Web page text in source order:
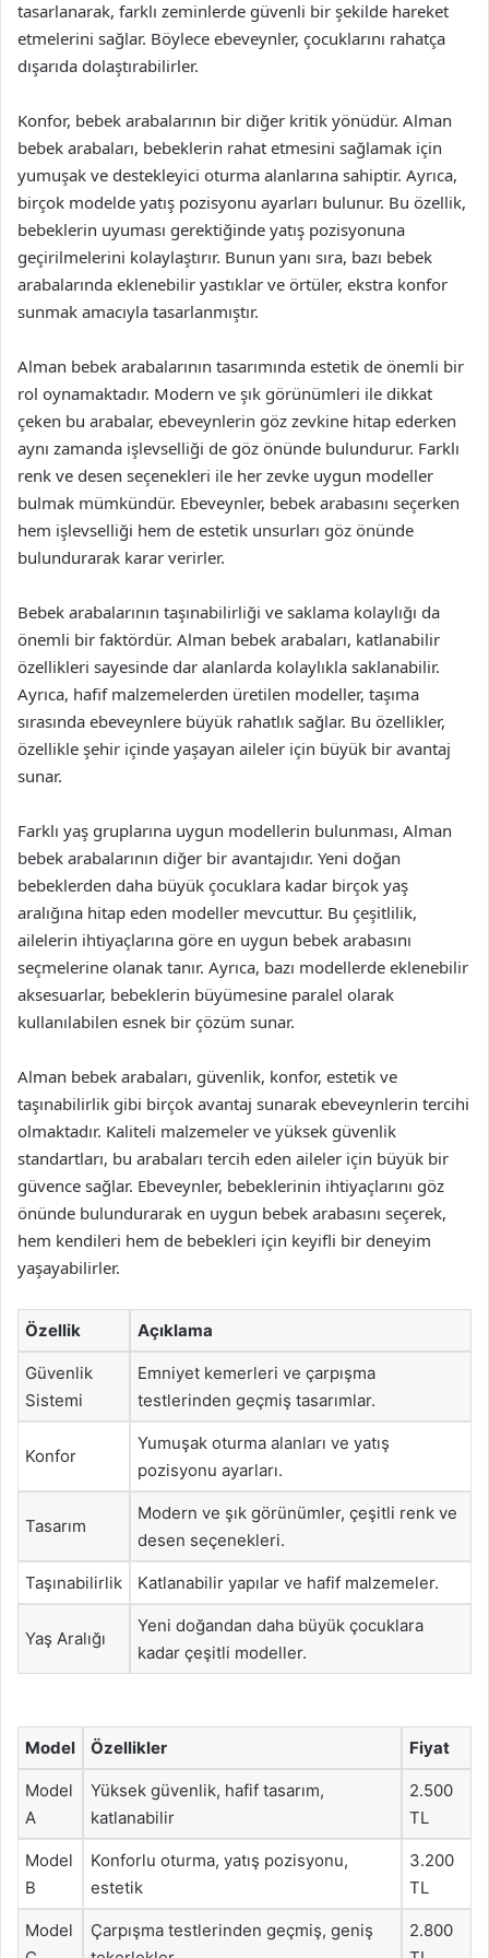
tasarlanarak, farklı zeminlerde güvenli bir şekilde hareket
etmelerini sağlar. Böylece ebeveynler, çocuklarını rahatça
dışarıda dolaştırabilirler.
Konfor, bebek arabalarının bir diğer kritik yönüdür. Alman
bebek arabaları, bebeklerin rahat etmesini sağlamak için
yumuşak ve destekleyici oturma alanlarına sahiptir. Ayrıca,
birçok modelde yatış pozisyonu ayarları bulunur. Bu özellik,
bebeklerin uyuması gerektiğinde yatış pozisyonuna
geçirilmelerini kolaylaştırır. Bunun yanı sıra, bazı bebek
arabalarında eklenebilir yastıklar ve örtüler, ekstra konfor
sunmak amacıyla tasarlanmıştır.
Alman bebek arabalarının tasarımında estetik de önemli bir
rol oynamaktadır. Modern ve şık görünümleri ile dikkat
çeken bu arabalar, ebeveynlerin göz zevkine hitap ederken
aynı zamanda işlevselliği de göz önünde bulundurur. Farklı
renk ve desen seçenekleri ile her zevke uygun modeller
bulmak mümkündür. Ebeveynler, bebek arabasını seçerken
hem işlevselliği hem de estetik unsurları göz önünde
bulundurarak karar verirler.
Bebek arabalarının taşınabilirliği ve saklama kolaylığı da
önemli bir faktördür. Alman bebek arabaları, katlanabilir
özellikleri sayesinde dar alanlarda kolaylıkla saklanabilir.
Ayrıca, hafif malzemelerden üretilen modeller, taşıma
sırasında ebeveynlere büyük rahatlık sağlar. Bu özellikler,
özellikle şehir içinde yaşayan aileler için büyük bir avantaj
sunar.
Farklı yaş gruplarına uygun modellerin bulunması, Alman
bebek arabalarının diğer bir avantajıdır. Yeni doğan
bebeklerden daha büyük çocuklara kadar birçok yaş
aralığına hitap eden modeller mevcuttur. Bu çeşitlilik,
ailelerin ihtiyaçlarına göre en uygun bebek arabasını
seçmelerine olanak tanır. Ayrıca, bazı modellerde eklenebilir
aksesuarlar, bebeklerin büyümesine paralel olarak
kullanılabilen esnek bir çözüm sunar.
Alman bebek arabaları, güvenlik, konfor, estetik ve
taşınabilirlik gibi birçok avantaj sunarak ebeveynlerin tercihi
olmaktadır. Kaliteli malzemeler ve yüksek güvenlik
standartları, bu arabaları tercih eden aileler için büyük bir
güvence sağlar. Ebeveynler, bebeklerinin ihtiyaçlarını göz
önünde bulundurarak en uygun bebek arabasını seçerek,
hem kendileri hem de bebekleri için keyifli bir deneyim
yaşayabilirler.
Özellik Açıklama
Güvenlik
Sistemi
Emniyet kemerleri ve çarpışma
testlerinden geçmiş tasarımlar.
Konfor
Yumuşak oturma alanları ve yatış
pozisyonu ayarları.
Tasarım
Modern ve şık görünümler, çeşitli renk ve
desen seçenekleri.
Taşınabilirlik Katlanabilir yapılar ve hafif malzemeler.
Yaş Aralığı
Yeni doğandan daha büyük çocuklara
kadar çeşitli modeller.
Model Özellikler Fiyat
Model
A
Yüksek güvenlik, hafif tasarım,
katlanabilir
2.500
TL
Model
B
Konforlu oturma, yatış pozisyonu,
estetik
3.200
TL
Model
Çarpışma testlerinden geçmiş, geniş
2.800